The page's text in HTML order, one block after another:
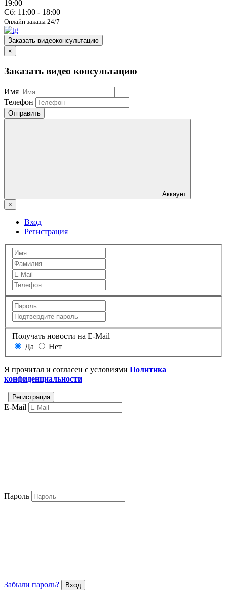
19:00
Сб: 11:00 - 18:00
Онлайн заказы 24/7
Заказать видеоконсультацию
×
Заказать видео консультацию
Имя
Телефон
Отправить
Аккаунт
×
Вход
Регистрация
Получать новости на E-Mail
Да
Нет
Я прочитал и согласен с условиями Политика
конфиденциальности
E-Mail
Пароль
Забыли пароль?